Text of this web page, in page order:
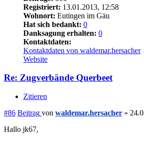
Registriert: 13.01.2013, 12:58
Wohnort: Eutingen im Gäu
Hat sich bedankt: 0
Danksagung erhalten: 0
Kontaktdaten:
Kontaktdaten von waldemar.hersacher
Website
Re: Zugverbände Querbeet
Zitieren
#86 Beitrag von waldemar.hersacher »
Hallo jk67,